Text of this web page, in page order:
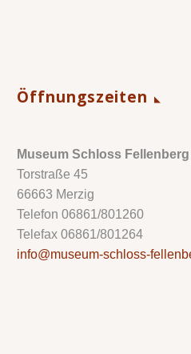
Öffnungszeiten
Museum Schloss Fellenberg
Torstraße 45
66663 Merzig
Telefon 06861/801260
Telefax 06861/801264
info@museum-schloss-